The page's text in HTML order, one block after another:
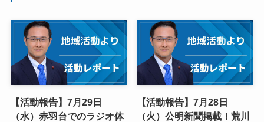
【活動報告】7月29日
（水）赤羽台でのラジオ体
【活動報告】7月28日
（火）公明新聞掲載！荒川